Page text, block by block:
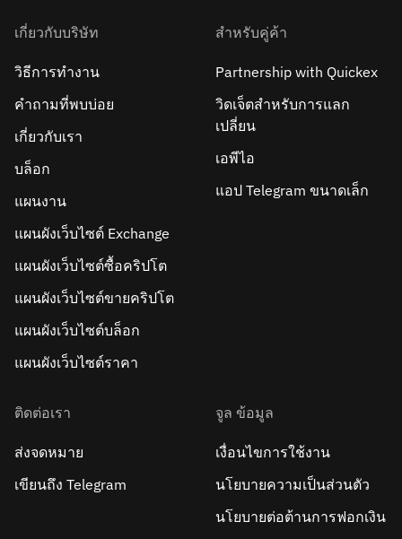
เกี่ยวกับบริษัท
วิธีการทำงาน
คำถามที่พบบ่อย
เกี่ยวกับเรา
บล็อก
แผนงาน
แผนผังเว็บไซต์ Exchange
แผนผังเว็บไซต์ซื้อคริปโต
แผนผังเว็บไซต์ขายคริปโต
แผนผังเว็บไซต์บล็อก
แผนผังเว็บไซต์ราคา
สำหรับคู่ค้า
Partnership with Quickex
วิดเจ็ตสำหรับการแลก
เปลี่ยน
เอพีไอ
แอป Telegram ขนาดเล็ก
ติดต่อเรา
ส่งจดหมาย
เขียนถึง Telegram
จูล ข้อมูล
เงื่อนไขการใช้งาน
นโยบายความเป็นส่วนตัว
นโยบายต่อต้านการฟอกเงิน